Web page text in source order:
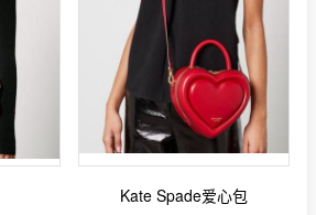
Kate Spade爱心包